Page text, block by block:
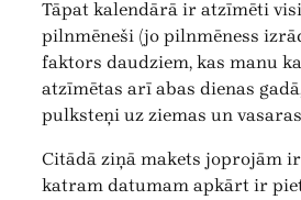
Tāpat kalendārā ir atzīmēti visi
pilnmēneši (jo pilnmēness
faktors daudziem, kas manu
atzīmētas arī abas dienas
pulksteņi uz ziemas un
Citādā ziņā makets joprojām
katram datumam apkārt ir